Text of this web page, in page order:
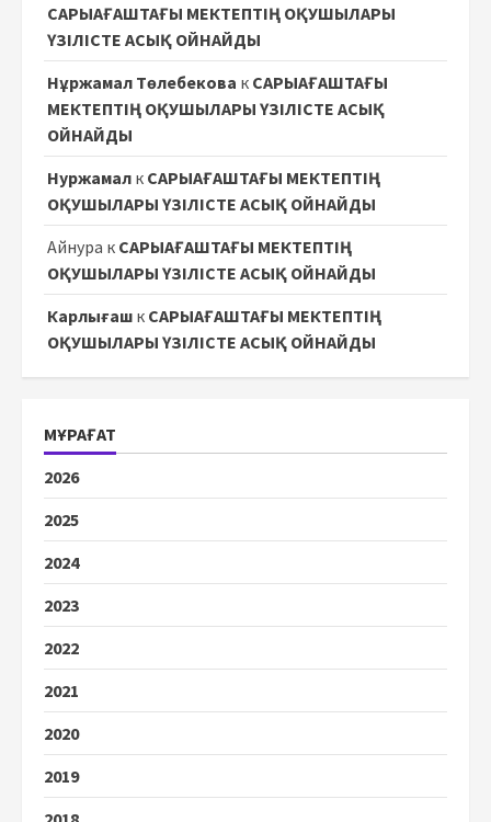
САРЫАҒАШТАҒЫ МЕКТЕПТІҢ ОҚУШЫЛАРЫ
ҮЗІЛІСТЕ АСЫҚ ОЙНАЙДЫ
Нұржамал Төлебекова к САРЫАҒАШТАҒЫ
МЕКТЕПТІҢ ОҚУШЫЛАРЫ ҮЗІЛІСТЕ АСЫҚ
ОЙНАЙДЫ
Нуржамал к САРЫАҒАШТАҒЫ МЕКТЕПТІҢ
ОҚУШЫЛАРЫ ҮЗІЛІСТЕ АСЫҚ ОЙНАЙДЫ
Айнура к САРЫАҒАШТАҒЫ МЕКТЕПТІҢ
ОҚУШЫЛАРЫ ҮЗІЛІСТЕ АСЫҚ ОЙНАЙДЫ
Карлығаш к САРЫАҒАШТАҒЫ МЕКТЕПТІҢ
ОҚУШЫЛАРЫ ҮЗІЛІСТЕ АСЫҚ ОЙНАЙДЫ
МҰРАҒАТ
2026
2025
2024
2023
2022
2021
2020
2019